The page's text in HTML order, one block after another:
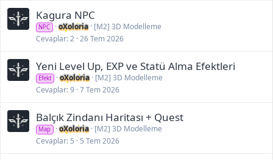
Kagura NPC
NPC oXoloria
[M2] 3D Modelleme
Cevaplar 2 26 Tem 2026
Yeni Level Up, EXP ve Statü Alma Efektleri
Efekt oXoloria
[M2] 3D Modelleme
Cevaplar 9 7 Tem 2026
Balçık Zindanı Haritası + Quest
Map oXoloria
[M2] 3D Modelleme
Cevaplar 5 5 Tem 2026